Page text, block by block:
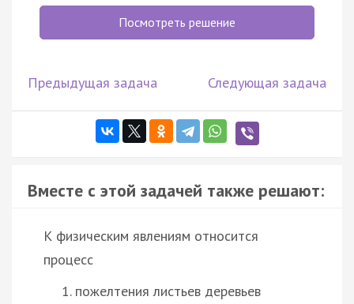
Посмотреть решение
Предыдущая задача Следующая задача
Вместе с этой задачей также решают:
К физическим явлениям относится
процесс
пожелтения листьев деревьев